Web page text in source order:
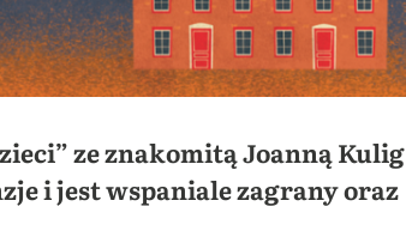
ze znakomitą Joanną Kulig
i jest wspaniale zagrany oraz